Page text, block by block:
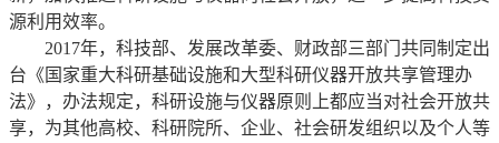
源利用效率。
2017年，科技部、发展改革委、财政部三部门共同制定出
台《国家重大科研基础设施和大型科研仪器开放共享管理办
法》，办法规定，科研设施与仪器原则上都应当对社会开放共
享，为其他高校、科研院所、企业、社会研发组织以及个人等